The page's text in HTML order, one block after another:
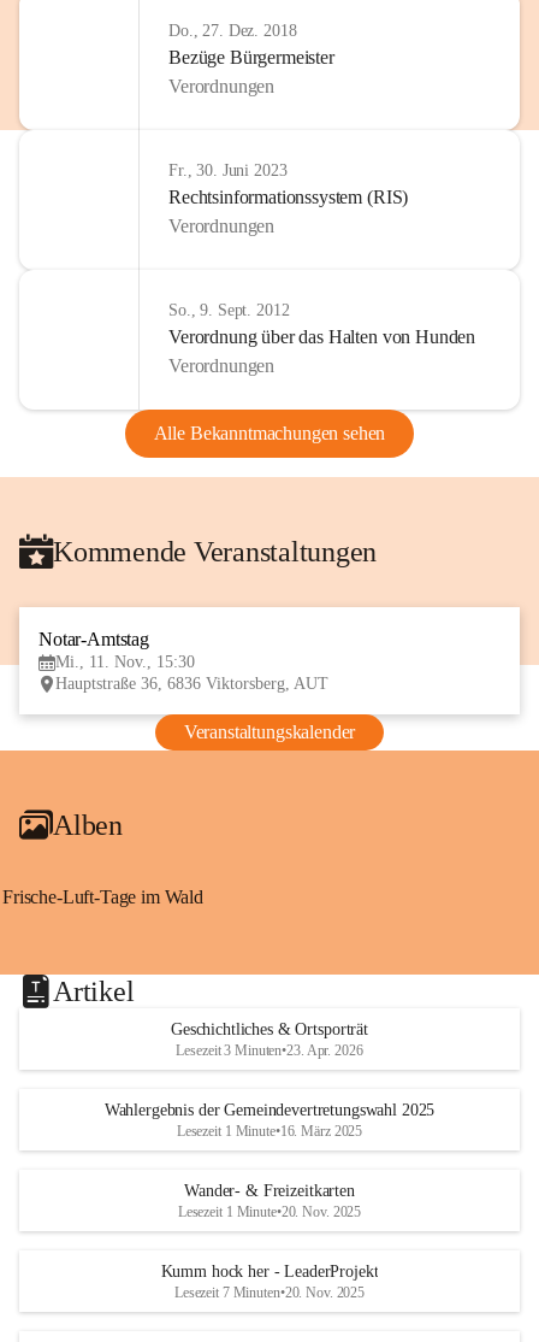
Do., 27. Dez. 2018
Bezüge Bürgermeister
Verordnungen
Fr., 30. Juni 2023
Rechtsinformationssystem (RIS)
Verordnungen
So., 9. Sept. 2012
Verordnung über das Halten von Hunden
Verordnungen
Alle Bekanntmachungen sehen
Kommende Veranstaltungen
Notar-Amtstag
Mi., 11. Nov., 15:30
Hauptstraße 36, 6836 Viktorsberg, AUT
Veranstaltungskalender
Alben
Frische-Luft-Tage im Wald
Artikel
Geschichtliches & Ortsporträt
Lesezeit 3 Minuten•23. Apr. 2026
Wahlergebnis der Gemeindevertretungswahl 2025
Lesezeit 1 Minute•16. März 2025
Wander- & Freizeitkarten
Lesezeit 1 Minute•20. Nov. 2025
Kumm hock her - LeaderProjekt
Lesezeit 7 Minuten•20. Nov. 2025